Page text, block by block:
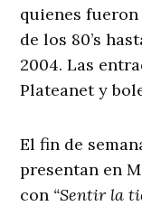
quienes
de los 80’s
2004. Las
Plateanet y
El fin de
presentan en
con “Sentir la